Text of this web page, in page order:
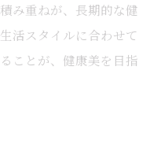
み重ねが、長期的な健
活スタイルに合わせて
ことが、健康美を目指